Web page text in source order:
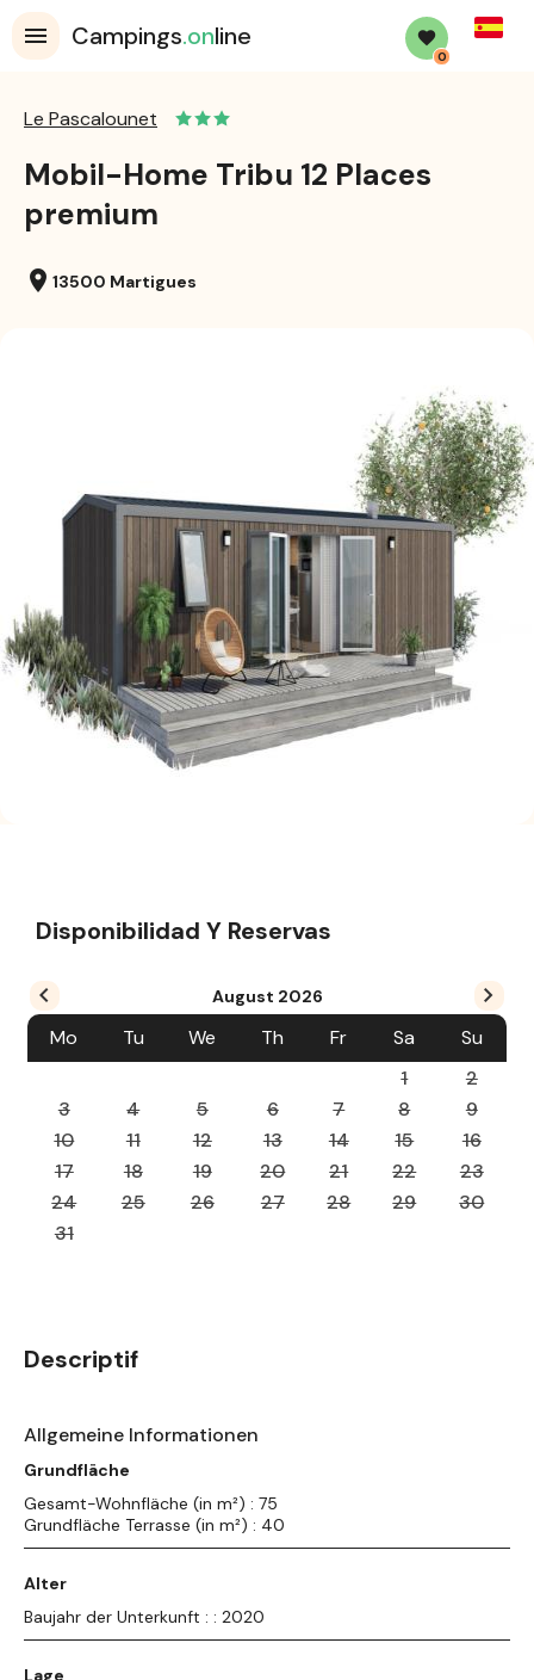
Campings.online
0
Le Pascalounet
Mobil-Home Tribu 12 Places
premium
location_on 13500 Martigues
Disponibilidad Y Reservas
August 2026
Mo Tu We Th Fr Sa
Su
1
2
3
4 5 6 7 8
9
10
11 12 13 14 15
16
17
18 19 20 21 22
23
24
25 26 27 28 29
30
31
Descriptif
Allgemeine Informationen
Grundfläche
Gesamt-Wohnfläche (in m²) : 75
Grundfläche Terrasse (in m²) : 40
Alter
Baujahr der Unterkunft : : 2020
Lage